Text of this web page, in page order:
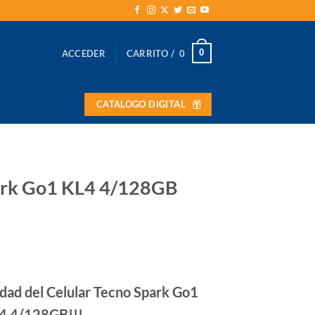
ACCEDER CARRITO / 0 0
CATALOGO DIGITAL
Go1 KL4 4/128GB
del Celular Tecno Spark Go1